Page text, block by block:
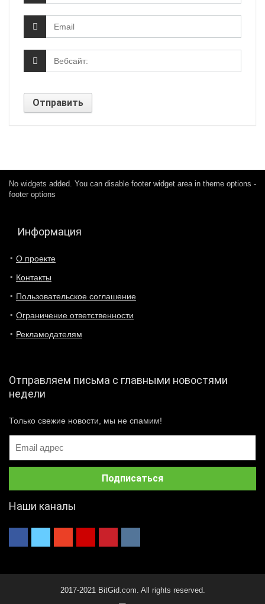
No widgets added. You can disable footer widget area in theme options -
footer options
Информация
О проекте
Контакты
Пользовательское соглашение
Ограничение ответственности
Рекламодателям
Отправляем письма с главными новостями
недели
Только свежие новости, мы не спамим!
Наши каналы
2017-2021 BitGid.com. All rights reserved.